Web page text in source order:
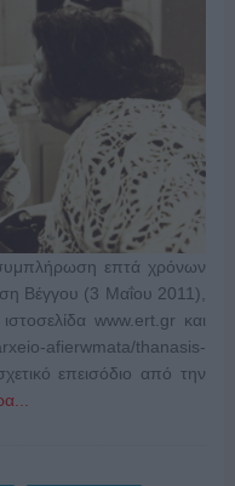
επτά χρόνων
Βέγγου (3 Μαΐου 2011),
www.ert.gr και
afierwmata/thanasis-
επεισόδιο από την